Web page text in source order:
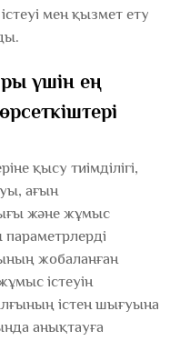
мен қызмет ету
үшін ең
қысу тиімділігі,
ағын
және жұмыс
жобаланған
істеуін
істен шығуына
анықтауға